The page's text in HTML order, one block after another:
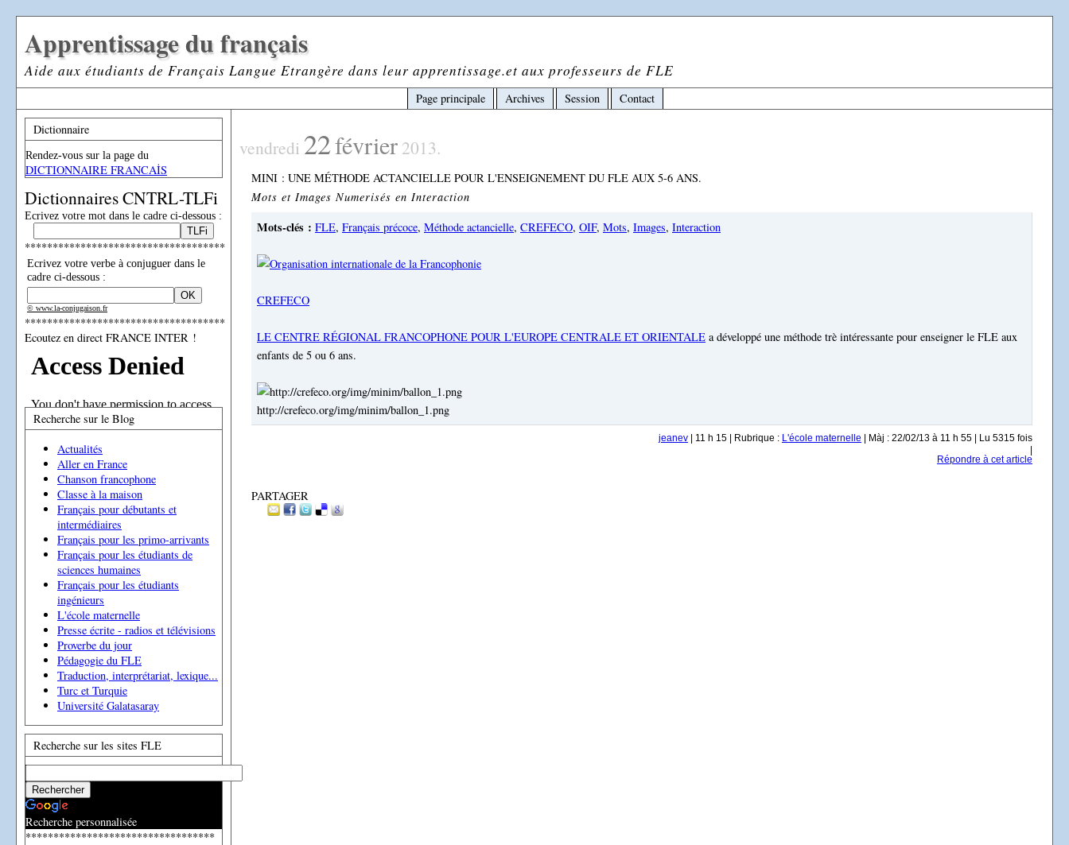
Apprentissage du français
Aide aux étudiants de Français Langue Etrangère dans leur apprentissage.et aux professeurs de FLE
Page principale Archives Session Contact
Dictionnaire
Rendez-vous sur la page du
DICTIONNAIRE FRANCAİS
Dictionnaires CNTRL-TLFi
Ecrivez votre mot dans le cadre ci-dessous :
************************************
Ecrivez votre verbe à conjuguer dans le
cadre ci-dessous :
© www.la-conjugaison.fr
************************************
Ecoutez en direct FRANCE INTER !
Recherche sur le Blog
Actualités
Aller en France
Chanson francophone
Classe à la maison
Français pour débutants et
intermédiaires
Français pour les primo-arrivants
Français pour les étudiants de
sciences humaines
Français pour les étudiants
ingénieurs
L'école maternelle
Presse écrite - radios et télévisions
Proverbe du jour
Pédagogie du FLE
Traduction, interprétariat, lexique...
Turc et Turquie
Université Galatasaray
Recherche sur les sites FLE
Recherche personnalisée
**********************************
vendredi 22février 2013.
MINI : UNE MÉTHODE ACTANCIELLE POUR L'ENSEIGNEMENT DU FLE AUX 5-6 ANS.
Mots et Images Numerisés en Interaction
Mots-clés : FLE, Français précoce, Méthode actancielle, CREFECO, OIF, Mots, Images, Interaction
CREFECO
LE CENTRE RÉGIONAL FRANCOPHONE POUR L'EUROPE CENTRALE ET ORIENTALE a développé une méthode trè intéressante pour enseigner le FLE aux
enfants de 5 ou 6 ans.
http://crefeco.org/img/minim/ballon_1.png
jeanev | 11 h 15 | Rubrique : L'école maternelle | Màj : 22/02/13 à 11 h 55 | Lu 5315 fois
Répondre à cet article
PARTAGER